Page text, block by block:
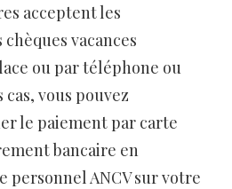
acceptent les
vacances
ou par téléphone ou
vous pouvez
le paiement par carte
bancaire en
personnel ANCV sur votre